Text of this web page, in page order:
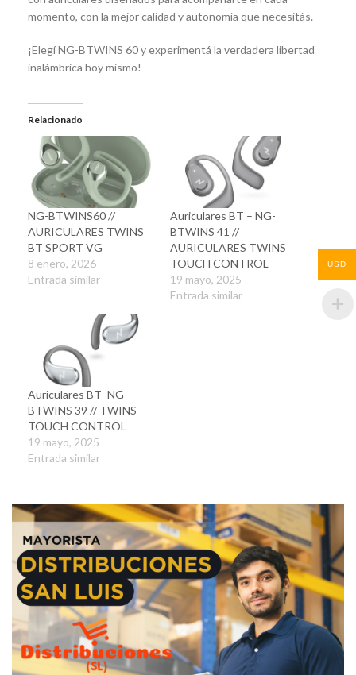
momento, con la mejor calidad y autonomía que necesitás.
¡Elegí NG-BTWINS 60 y experimentá la verdadera libertad
inalámbrica hoy mismo!
Relacionado
NG-BTWINS60 //
AURICULARES TWINS
BT SPORT VG
8 enero, 2026
Entrada similar
Auriculares BT – NG-
BTWINS 41 //
AURICULARES TWINS
TOUCH CONTROL
19 mayo, 2025
Entrada similar
Auriculares BT- NG-
BTWINS 39 // TWINS
TOUCH CONTROL
19 mayo, 2025
Entrada similar
USD